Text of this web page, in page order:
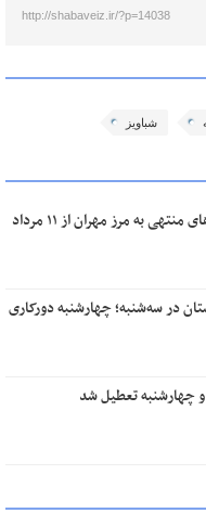
http://shabaveiz.ir/?p=14038
شباویز
به مرز مهران از ۱۱ مرداد
در سه‌شنبه؛ چهارشنبه دورکاری
چهارشنبه تعطیل شد